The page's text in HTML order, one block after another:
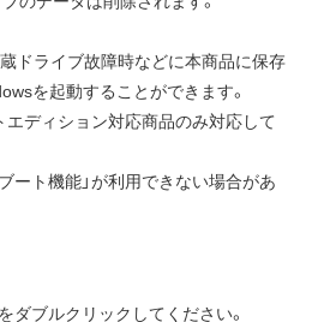
蔵ドライブ故障時などに本商品に保存
を起動することができます。
エディション対応商品のみ対応して
ート機能」が利用できない場合があ
ダブルクリックしてください。